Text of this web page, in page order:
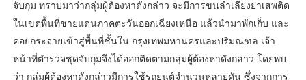
จับกุม ทราบมาว่ากลุ่มผู้ต้องหาดังกล่าว จะมีการขนลำเลียงยาเสพติด
ในเขตพื้นที่ชายแดนภาคตะวันออกเฉียงเหนือ แล้วนำมาพักเก็บ และ
คอยกระจายเข้าสู่พื้นที่ชั้นใน กรุงเทพมหานครและปริมณฑล เจ้า
หน้าที่ตำรวจชุดจับกุมจึงได้ออกติดตามกลุ่มผู้ต้องหาดังกล่าว โดยพบ
ว่า กลุ่มผู้ต้องหาดังกล่าวมีการใช้รถยนต์จำนวนหลายคัน ซึ่งจากการ